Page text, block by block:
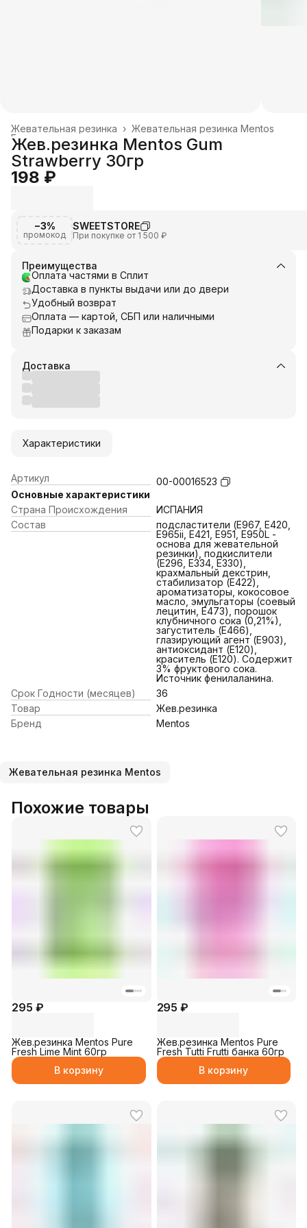
Жевательная резинка Mentos
Жевательная резинка ›
Главная
Жев.резинка Mentos Gum
Strawberry 30гр
198 ₽
−3%
промокод
SWEETSTORE
При покупке от 1 500 ₽
Преимущества
Оплата частями в Сплит
Доставка в пункты выдачи или до двери
Удобный возврат
Оплата — картой, СБП или наличными
Подарки к заказам
Доставка
Характеристики
Артикул
00-00016523
Основные характеристики
Страна Происхождения
ИСПАНИЯ
Состав
подсластители (E967, E420,
E965ii, E421, E951, E950L -
основа для жевательной
резинки), подкислители
(E296, E334, E330),
крахмальный декстрин,
стабилизатор (E422),
ароматизаторы, кокосовое
масло, эмульгаторы (соевый
лецитин, E473), порошок
клубничного сока (0,21%),
загуститель (E466),
глазирующий агент (E903),
антиоксидант (E120),
краситель (E120). Содержит
3% фруктового сока.
Источник фенилаланина.
Срок Годности (месяцев)
36
Товар
Жев.резинка
Бренд
Mentos
Жевательная резинка Mentos
Похожие товары
295 ₽
Жев.резинка Mentos Pure
Fresh Lime Mint 60гр
В корзину
295 ₽
Жев.резинка Mentos Pure
Fresh Tutti Frutti банка 60гр
В корзину